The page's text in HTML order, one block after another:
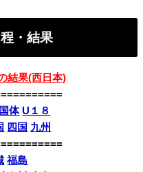
・結果
結果(西日本)
国体 U１８
四国 九州
福島